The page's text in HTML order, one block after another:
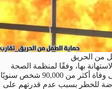
من الحريق
بها، وفقًا لمنظمة الصحة
العالمية، الحرائق المنزلية تؤدي إلى وفاة أكثر من 90,000 شخص سنويًا
للخطر بسبب عدم قدرتهم على